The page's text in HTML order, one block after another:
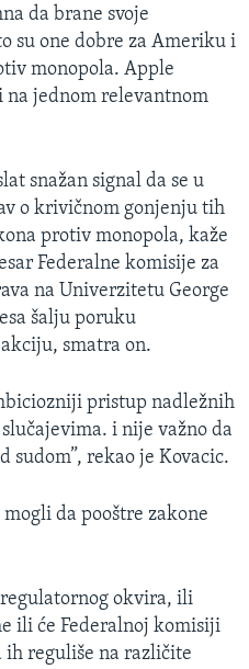
da brane svoje
su one dobre za Ameriku i
monopola. Apple
na jednom relevantnom
snažan signal da se u
o krivičnom gonjenju tih
protiv monopola, kaže
Federalne komisije za
na Univerzitetu George
šalju poruku
smatra on.
pristup nadležnih
i nije važno da
rekao je Kovacic.
da pooštre zakone
okvira, ili
ili će Federalnoj komisiji
ih reguliše na različite